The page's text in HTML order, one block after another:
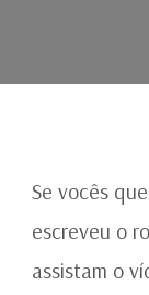
Se vocês
escreveu o
assistam o